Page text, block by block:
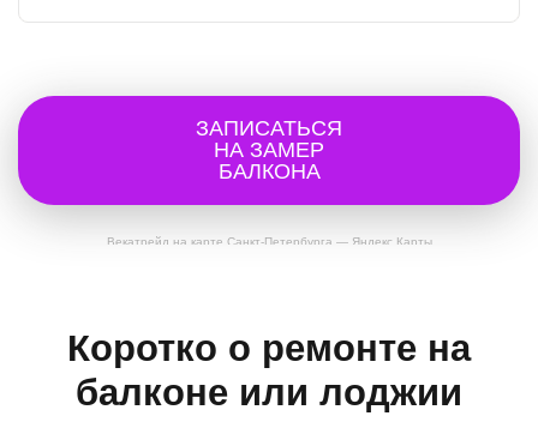
Векатрейд на карте Санкт‑Петербурга — Яндекс Карты
ЗАПИСАТЬСЯ
НА ЗАМЕР
БАЛКОНА
Коротко о ремонте на
балконе или лоджии